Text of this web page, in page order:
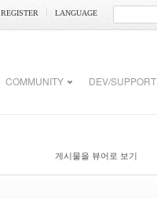
REGISTER LANGUAGE
COMMUNITY DEV/SUPPORT
게시물을 뷰어로 보기